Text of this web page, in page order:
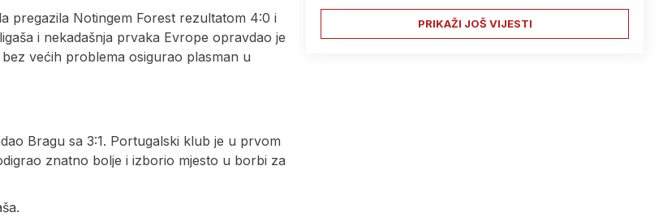
pregazila Notingem Forest rezultatom 4:0 i
i nekadašnja prvaka Evrope opravdao je
većih problema osigurao plasman u
Bragu sa 3:1. Portugalski klub je u prvom
znatno bolje i izborio mjesto u borbi za
PRIKAŽI JOŠ VIJESTI